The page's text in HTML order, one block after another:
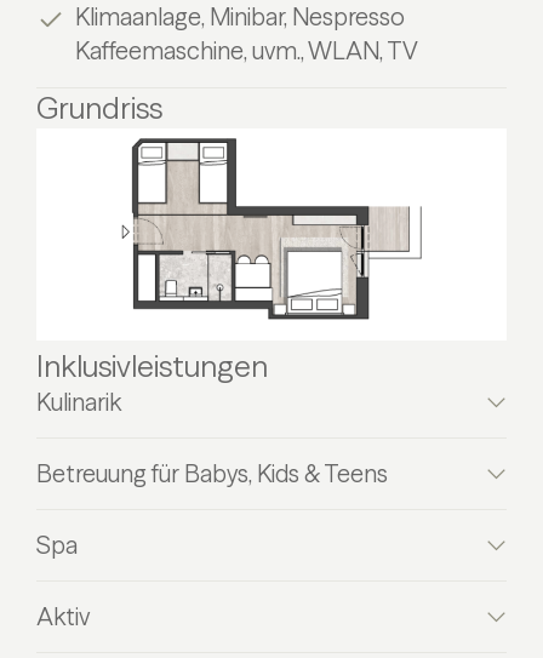
Klimaanlage, Minibar, Nespresso
Kaffeemaschine, uvm., WLAN, TV
Grundriss
Inklusivleistungen
Kulinarik
Betreuung für Babys, Kids & Teens
Spa
Aktiv